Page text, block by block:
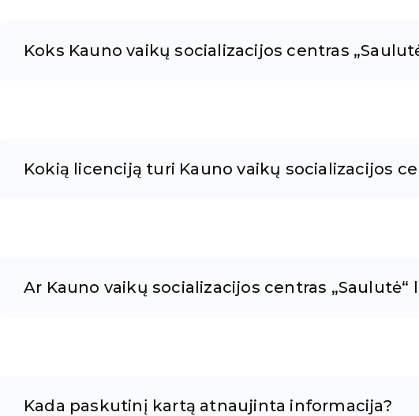
Koks Kauno vaikų socializacijos centras
Kokią licenciją turi Kauno vaikų socializacijos
Ar Kauno vaikų socializacijos centras „Saulutė“
Kada paskutinį kartą atnaujinta informacija?